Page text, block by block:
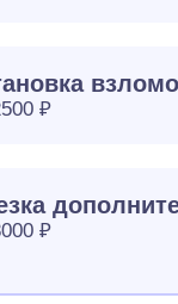
₽
₽